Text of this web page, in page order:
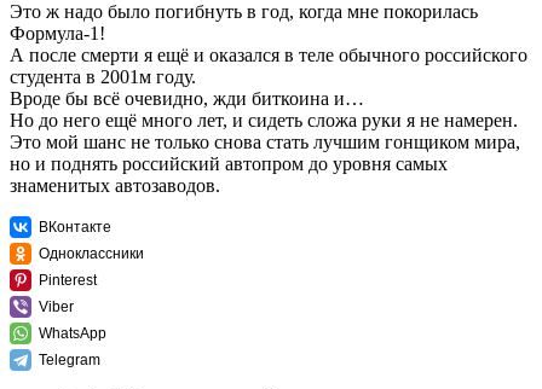
Это ж надо было погибнуть в год, когда мне покорилась
Формула-1!
А после смерти я ещё и оказался в теле обычного российского
студента в 2001м году.
Вроде бы всё очевидно, жди биткоина и…
Но до него ещё много лет, и сидеть сложа руки я не намерен.
Это мой шанс не только снова стать лучшим гонщиком мира,
но и поднять российский автопром до уровня самых
знаменитых автозаводов.
ВКонтакте
Одноклассники
Pinterest
Viber
WhatsApp
Telegram